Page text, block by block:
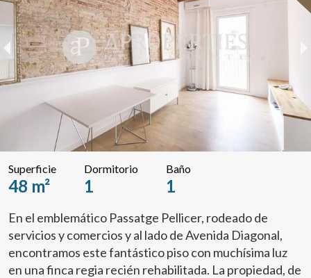
Superficie
48 m²
Dormitorio
1
Baño
1
En el emblemático Passatge Pellicer, rodeado de
servicios y comercios y al lado de Avenida Diagonal,
encontramos este fantástico piso con muchísima luz
en una finca regia recién rehabilitada. La propiedad, de